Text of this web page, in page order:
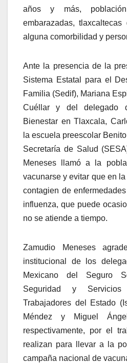
años y más,
embarazadas,
alguna comorbilidad y
Ante la presencia de la
Sistema Estatal para el
Familia (Sedif), Mariana
Cuéllar y del delegado
Bienestar en Tlaxcala,
la escuela preescolar
Secretaría de Salud
Meneses llamó a la
vacunarse y evitar que en
contagien de
influenza, que puede
no se atiende a tiempo.
Zamudio Meneses
institucional de los
Mexicano del Seguro
Seguridad y
Trabajadores del Estado
Méndez y Miguel
respectivamente, por el
realizan para llevar a la
campaña nacional de